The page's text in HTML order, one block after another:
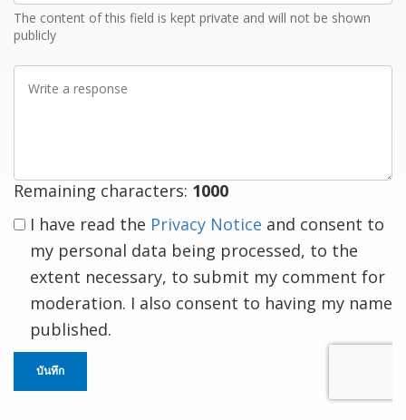
The content of this field is kept private and will not be shown
publicly
Write
Remaining characters: 1000
I have read the Privacy Notice and consent to
my personal data being processed, to the
extent necessary, to submit my comment for
moderation. I also consent to having my name
published.
บันทึก